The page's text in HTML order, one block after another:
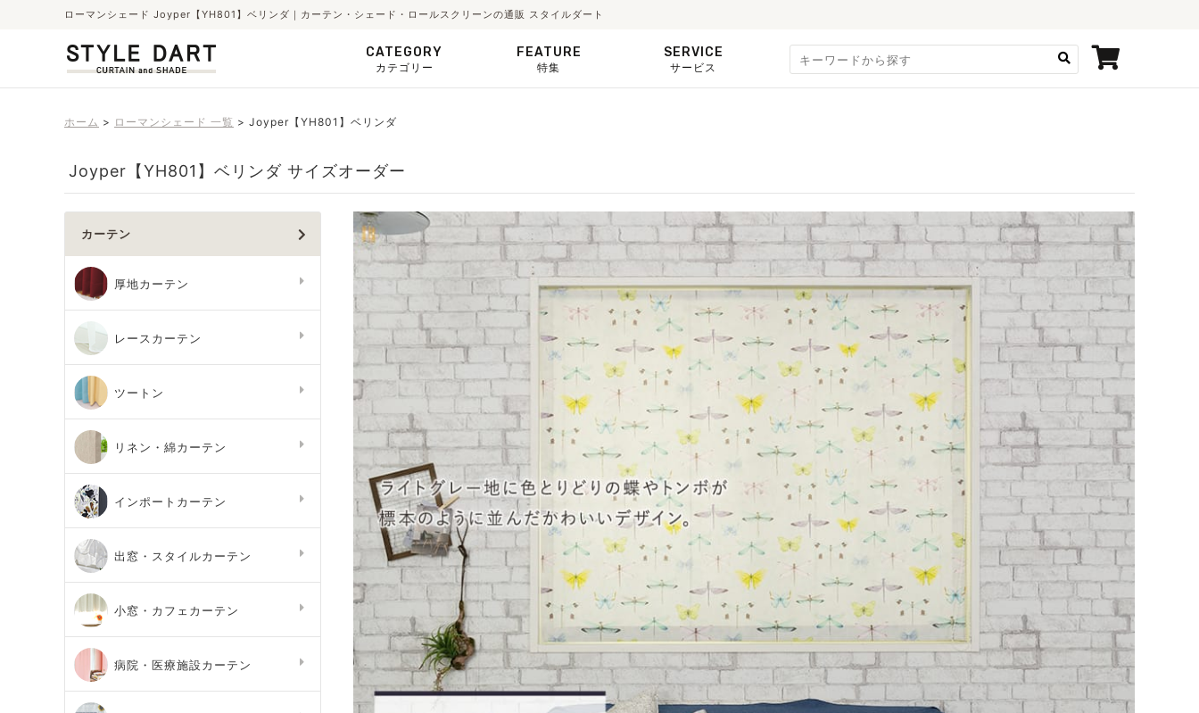
ローマンシェード Joyper【YH801】ベリンダ｜カーテン・シェード・ロールスクリーンの通販 スタイルダート
CATEGORY
カテゴリー
FEATURE
特集
SERVICE
サービス
ホーム ローマンシェード 一覧 Joyper【YH801】ベリンダ
Joyper【YH801】ベリンダ サイズオーダー
カーテン
厚地カーテン
レースカーテン
ツートン
リネン・綿カーテン
インポートカーテン
出窓・スタイルカーテン
小窓・カフェカーテン
病院・医療施設カーテン